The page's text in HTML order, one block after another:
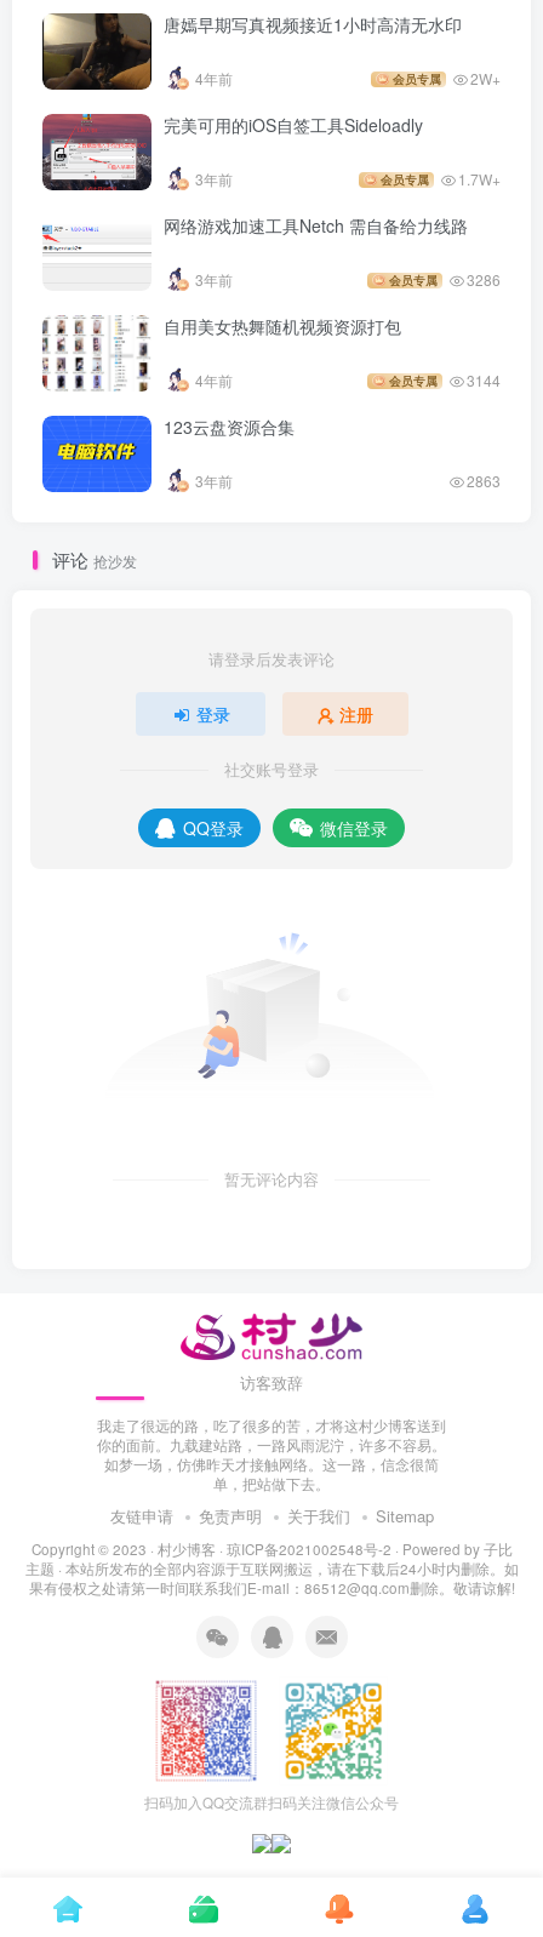
唐嫣早期写真视频接近1小时高清无水印
4年前 会员专属 2W+
完美可用的iOS自签工具Sideloadly
3年前 会员专属 1.7W+
网络游戏加速工具Netch 需自备给力线路
3年前 会员专属 3286
自用美女热舞随机视频资源打包
4年前 会员专属 3144
123云盘资源合集
3年前 2863
评论 抢沙发
请登录后发表评论
登录 注册
社交账号登录
QQ登录 微信登录
暂无评论内容
访客致辞
我走了很远的路，吃了很多的苦，才将这村少博客送到
你的面前。九载建站路，一路风雨泥泞，许多不容易。
如梦一场，仿佛昨天才接触网络。这一路，信念很简
单，把站做下去。
友链申请 免责声明 关于我们 Sitemap
Copyright © 2023 · 村少博客 · 琼ICP备2021002548号-2 · Powered by子比
主题 · 本站所发布的全部内容源于互联网搬运，请在下载后24小时内删除。如
果有侵权之处请第一时间联系我们E-mail：86512@qq.com删除。敬请谅解!
扫码加入QQ交流群扫码关注微信公众号